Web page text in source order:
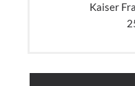
Kaiser